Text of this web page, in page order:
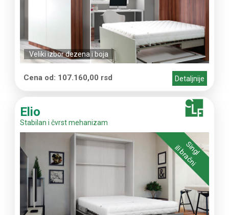
Veliki izbor dezena i boja
Detaljnije
Cena od: 107.160,00 rsd
Elio
Stabilan i čvrst mehanizam
Singl
ili bračni